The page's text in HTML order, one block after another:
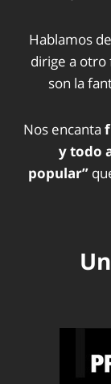
Hablamos
dirige a otro
son la
Nos encanta
y todo
popular”